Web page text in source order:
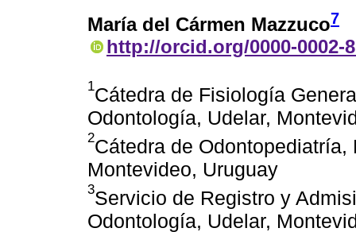
María del Cármen Mazzuco7
http://orcid.org/0000-0002-
1Cátedra de Fisiología
Odontología, Udelar,
2Cátedra de
Montevideo, Uruguay
3Servicio de Registro y
Odontología, Udelar,